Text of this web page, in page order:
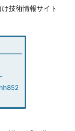
技術情報サイト